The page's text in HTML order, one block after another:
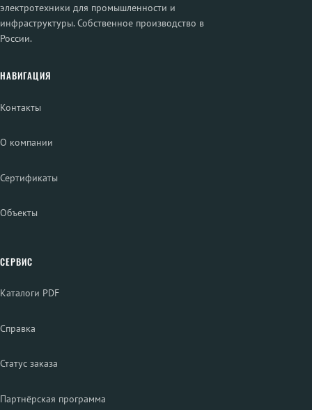
электротехники для промышленности и
инфраструктуры. Собственное производство в
России.
НАВИГАЦИЯ
Контакты
О компании
Сертификаты
Объекты
СЕРВИС
Каталоги PDF
Справка
Статус заказа
Партнёрская программа